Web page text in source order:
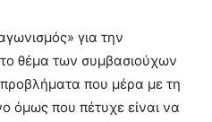
για την
θέμα των συμβασιούχων
που μέρα με τη
όμως που πέτυχε είναι να